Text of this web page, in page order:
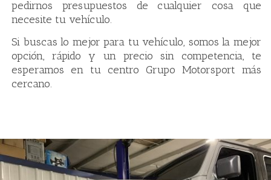
pedirnos presupuestos de cualquier cosa que
necesite tu vehículo.
Si buscas lo mejor para tu vehículo, somos la mejor
opción, rápido y un precio sin competencia, te
esperamos en tu centro Grupo Motorsport más
cercano.